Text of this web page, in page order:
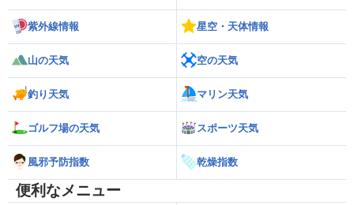
紫外線情報 星空・天体情報
山の天気 空の天気
釣り天気 マリン天気
ゴルフ場の天気 スポーツ天気
風邪予防指数 乾燥指数
便利なメニュー